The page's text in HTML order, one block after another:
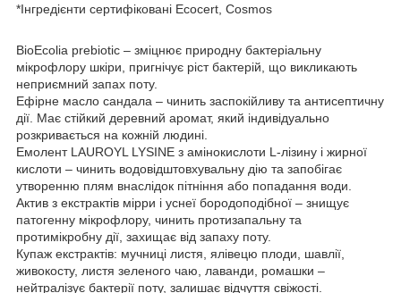
*Інгредієнти сертифіковані Ecocert, Cosmos
BioEcolia prebiotic – зміцнює природну бактеріальну
мікрофлору шкіри, пригнічує ріст бактерій, що викликають
неприємний запах поту.
Ефірне масло сандала – чинить заспокійливу та антисептичну
дії. Має стійкий деревний аромат, який індивідуально
розкривається на кожній людині.
Емолент LAUROYL LYSINE з амінокислоти L-лізину і жирної
кислоти – чинить водовідштовхувальну дію та запобігає
утворенню плям внаслідок пітніння або попадання води.
Актив з екстрактів мірри і уснеї бородоподібної – знищує
патогенну мікрофлору, чинить протизапальну та
протимікробну дії, захищає від запаху поту.
Купаж екстрактів: мучниці листя, ялівецю плоди, шавлії,
живокосту, листя зеленого чаю, лаванди, ромашки –
нейтралізує бактерії поту, залишає відчуття свіжості.